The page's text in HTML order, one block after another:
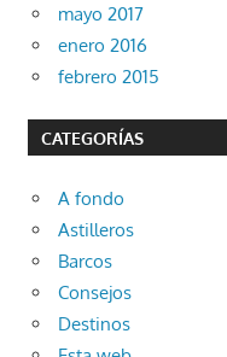
mayo 2017
enero 2016
febrero 2015
CATEGORÍAS
A fondo
Astilleros
Barcos
Consejos
Destinos